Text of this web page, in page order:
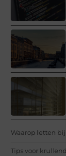
Waarop letten
Tips voor